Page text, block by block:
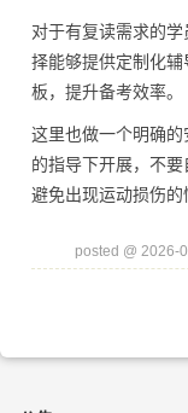
对于有复读需求的
择能够提供定制化
板，提升备考效率。
这里也做一个明确
的指导下开展，不要
避免出现运动损伤的
posted @ 2026-